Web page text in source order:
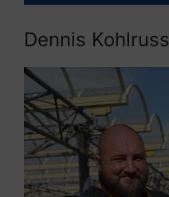
Dennis Kohlruss